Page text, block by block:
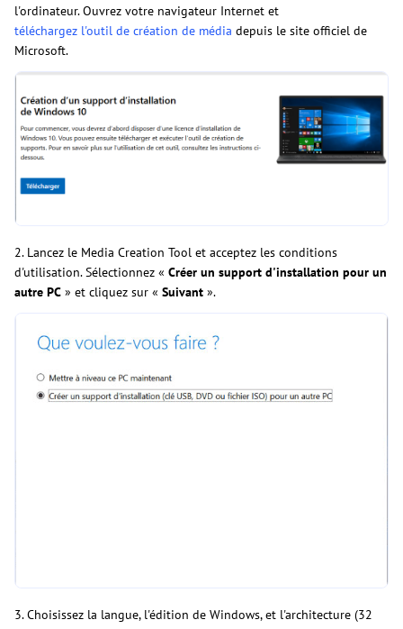
l'ordinateur. Ouvrez votre navigateur Internet et
téléchargez l'outil de création de média depuis le site officiel de
Microsoft.
2. Lancez le Media Creation Tool et acceptez les conditions
d'utilisation. Sélectionnez « Créer un support d'installation pour un
autre PC » et cliquez sur « Suivant ».
3. Choisissez la langue, l'édition de Windows, et l'architecture (32